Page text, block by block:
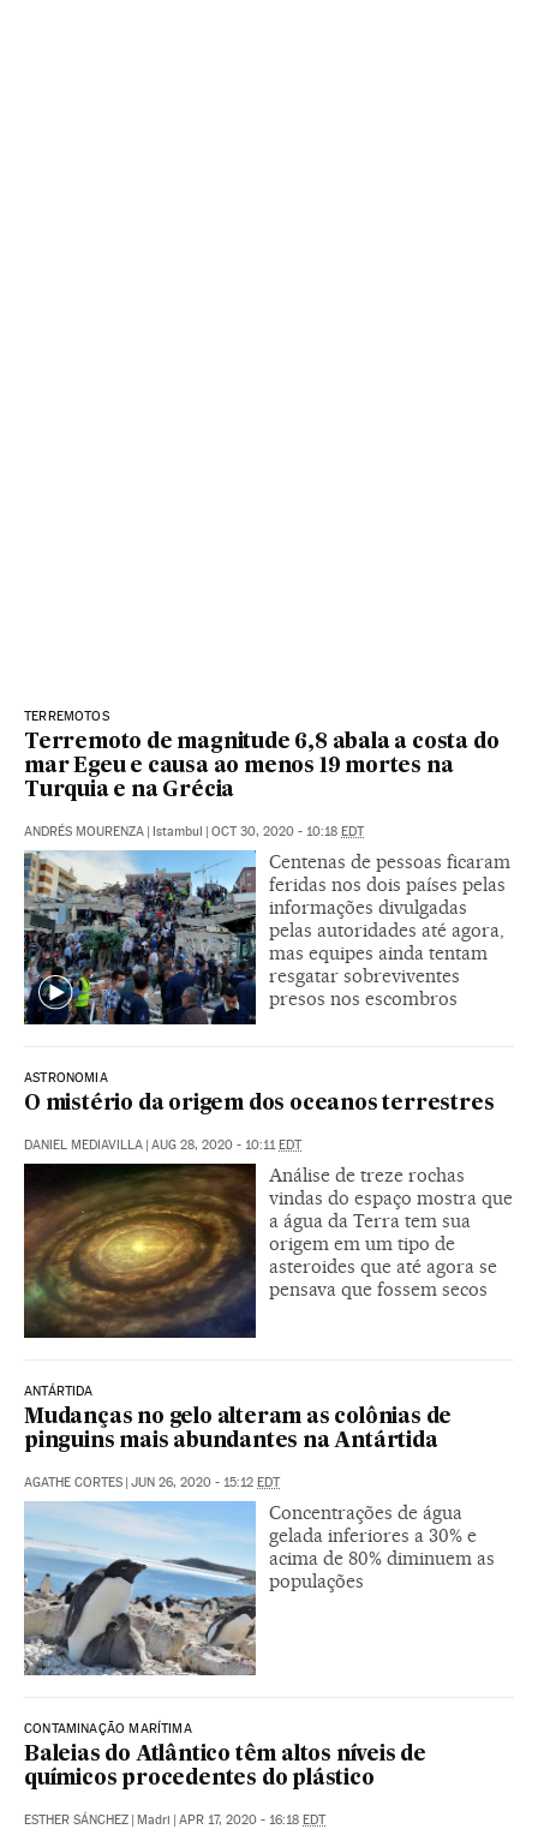
TERREMOTOS
Terremoto de magnitude 6,8 abala a costa do
mar Egeu e causa ao menos 19 mortes na
Turquia e na Grécia
ANDRÉS MOURENZA | Istambul | OCT 30, 2020 - 10:18 EDT
Centenas de pessoas ficaram
feridas nos dois países pelas
informações divulgadas
pelas autoridades até agora,
mas equipes ainda tentam
resgatar sobreviventes
presos nos escombros
ASTRONOMIA
O mistério da origem dos oceanos terrestres
DANIEL MEDIAVILLA | AUG 28, 2020 - 10:11EDT
Análise de treze rochas
vindas do espaço mostra que
a água da Terra tem sua
origem em um tipo de
asteroides que até agora se
pensava que fossem secos
ANTÁRTIDA
Mudanças no gelo alteram as colônias de
pinguins mais abundantes na Antártida
AGATHE CORTES | JUN 26, 2020 - 15:12 EDT
Concentrações de água
gelada inferiores a 30% e
acima de 80% diminuem as
populações
CONTAMINAÇÃO MARÍTIMA
Baleias do Atlântico têm altos níveis de
químicos procedentes do plástico
ESTHER SÁNCHEZ | Madri | APR 17, 2020 - 16:18 EDT